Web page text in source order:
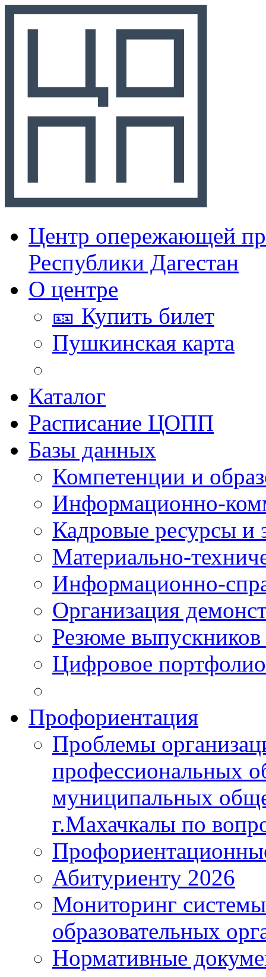
Центр опережающей
Республики Дагестан
О центре
🎫 Купить билет
Пушкинская карта
Каталог
Расписание ЦОПП
Базы данных
Компетенции и
Информационно-
Кадровые ресурсы и
Материально-
Информационно-
Организация
Резюме
Цифровое
Профориентация
Проблемы
профессиональных
муниципальных
г.Махачкалы по
Абитуриенту 2026
Мониторинг
образовательных
Нормативные